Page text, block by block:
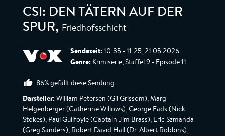
CSI: DEN TÄTERN AUF DER
SPUR, Friedhofsschicht
Sendezeit: 10:35 - 11:25, 21.05.2026
Genre: Krimiserie, Staffel 9 - Episode 11
86% gefällt diese Sendung
Darsteller: William Petersen (Gil Grissom), Marg
Helgenberger (Catherine Willows), George Eads (Nick
Stokes), Paul Guilfoyle (Captain Jim Brass), Eric Szmanda
(Greg Sanders), Robert David Hall (Dr. Albert Robbins),